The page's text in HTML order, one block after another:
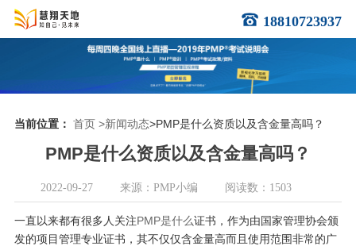
18810723937
当前位置： 首页 >新闻动态>PMP是什么资质以及含金量高吗？
PMP是什么资质以及含金量高吗？
2022-09-27 来源：PMP小编 阅读数：1503
一直以来都有很多人关注PMP是什么证书，作为由国家管理协会颁
发的项目管理专业证书，其不仅仅含金量高而且使用范围非常的广